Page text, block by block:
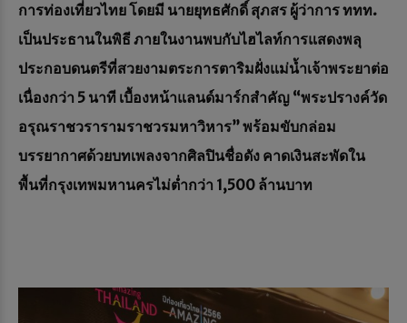
การท่องเที่ยวไทย โดยมี นายยุทธศักดิ์ สุภสร ผู้ว่าการ ททท.
เป็นประธานในพิธี ภายในงานพบกับไฮไลท์การแสดงพลุ
ประกอบดนตรีที่สวยงามตระการตาริมฝั่งแม่น้ำเจ้าพระยาต่อ
เนื่องกว่า 5 นาที เบื้องหน้าแลนด์มาร์กสำคัญ “พระปรางค์วัด
อรุณราชวรารามราชวรมหาวิหาร” พร้อมขับกล่อม
บรรยากาศด้วยบทเพลงจากศิลปินชื่อดัง คาดเงินสะพัดใน
พื้นที่กรุงเทพมหานครไม่ต่ำกว่า 1,500 ล้านบาท